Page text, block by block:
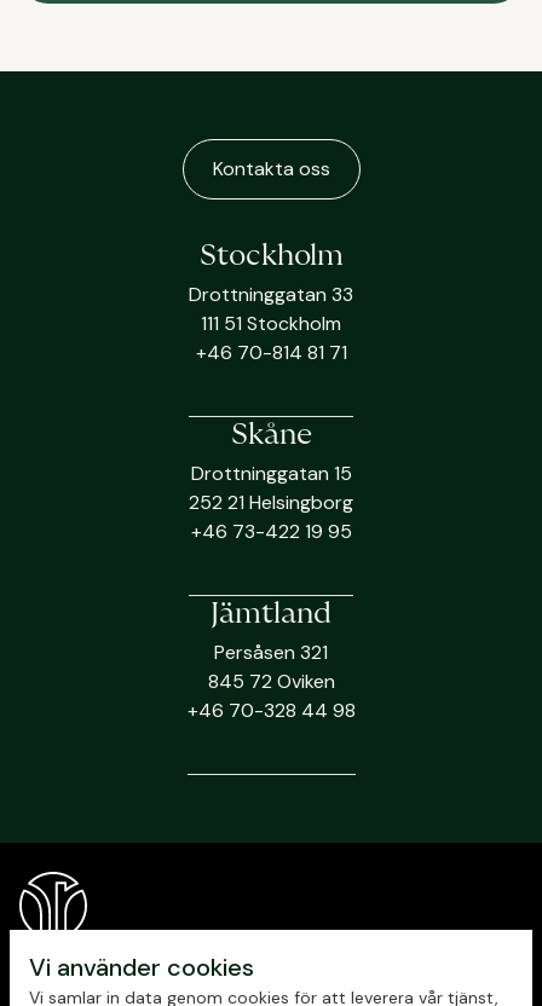
Vi använder cookies
Vi samlar in data genom cookies för att leverera vår tjänst,
Kontakta oss
Stockholm
Drottninggatan 33
111 51 Stockholm
+46 70-814 81 71
Skåne
Drottninggatan 15
252 21 Helsingborg
+46 73-422 19 95
Jämtland
Persåsen 321
845 72 Oviken
+46 70-328 44 98